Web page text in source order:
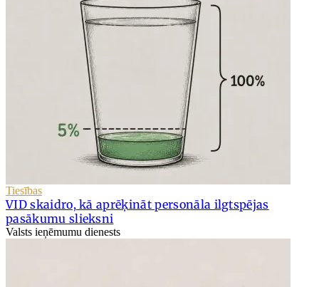
Tiesības
VID skaidro, kā aprēķināt personāla ilgtspējas
pasākumu slieksni
Valsts ieņēmumu dienests